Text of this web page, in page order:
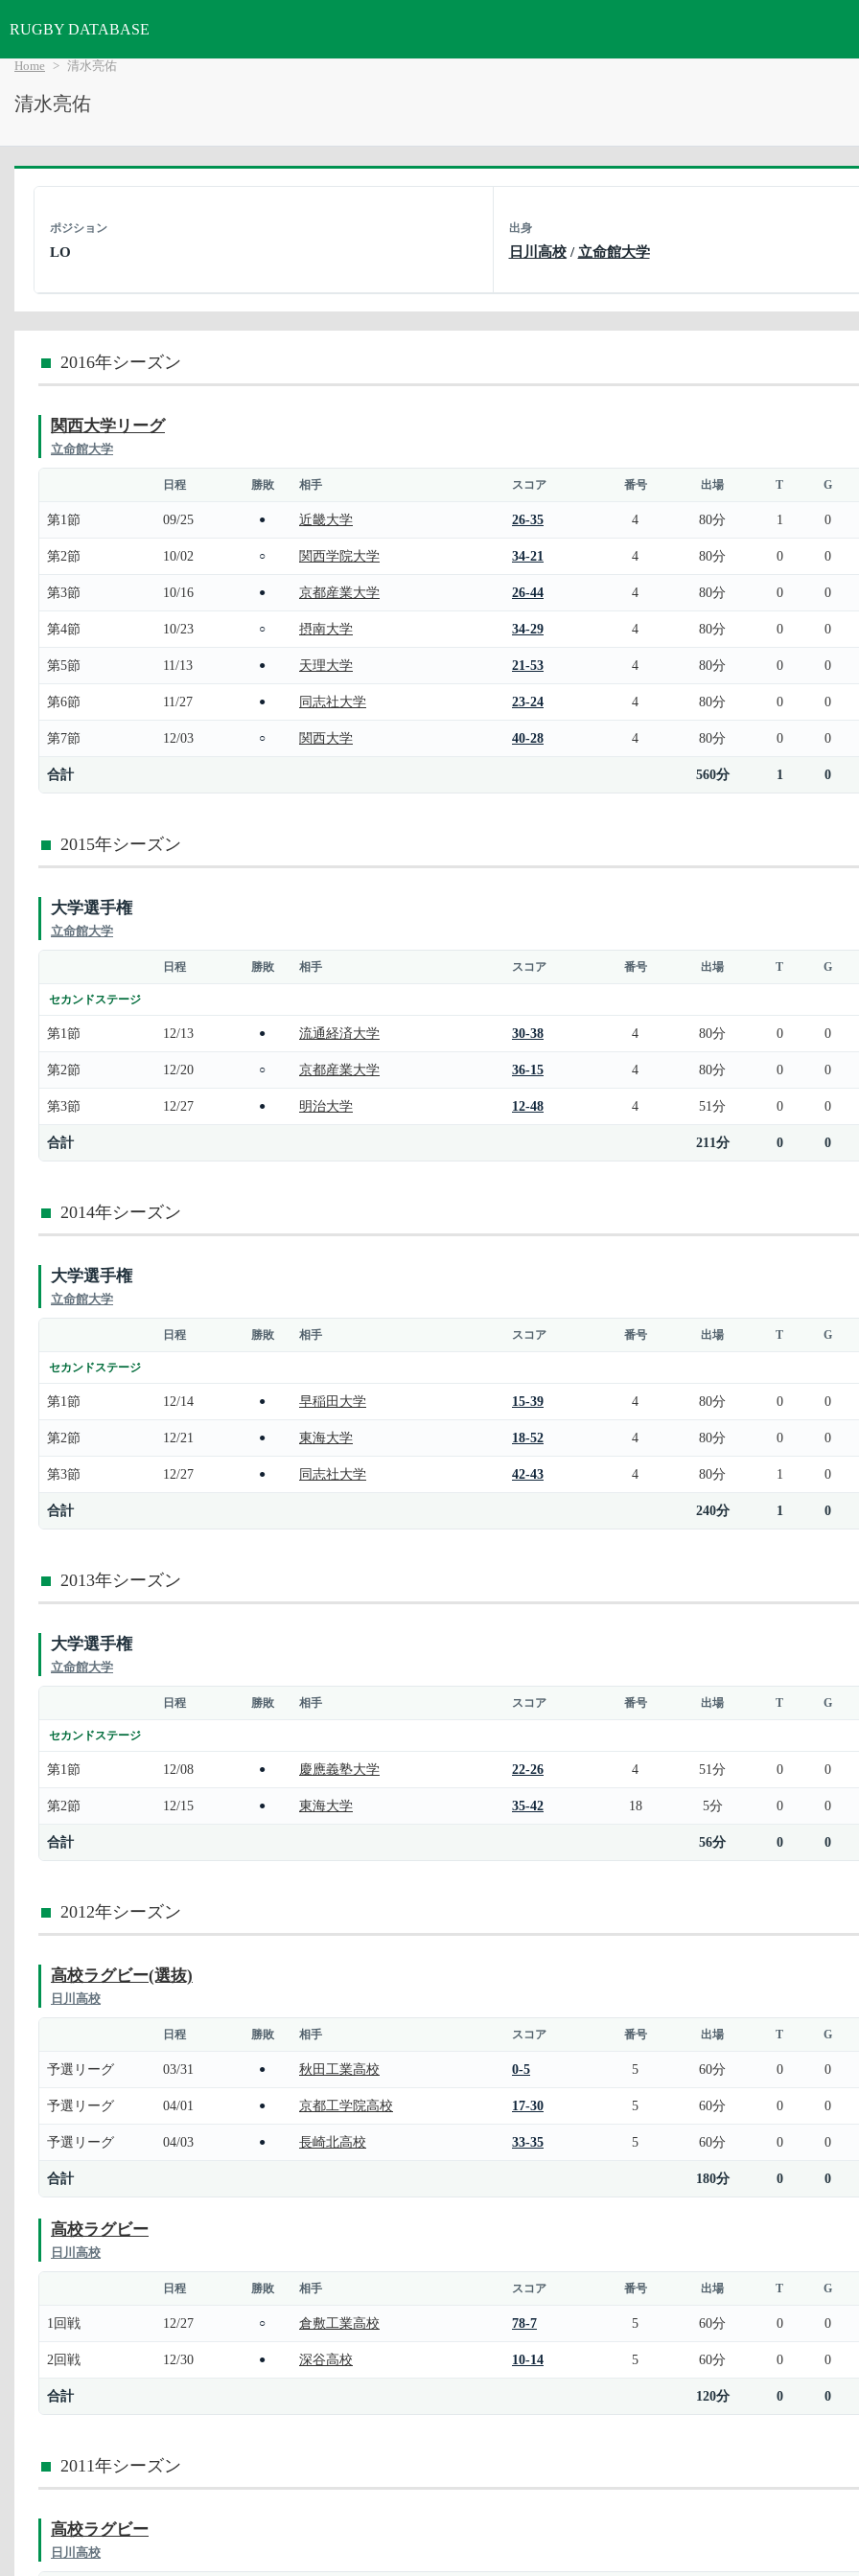
RUGBY DATABASE
Home 清水亮佑
清水亮佑
ポジション
LO
出身
日川高校/ 立命館大学
2016年シーズン
関西大学リーグ
立命館大学
日程 勝敗 相手 スコア 番号 出場 T G
第1節 09/25 ● 近畿大学 26-35 4 80分 1 0
第2節 10/02 ○ 関西学院大学 34-21 4 80分 0 0
第3節 10/16 ● 京都産業大学 26-44 4 80分 0 0
第4節 10/23 ○ 摂南大学 34-29 4 80分 0 0
第5節 11/13 ● 天理大学 21-53 4 80分 0 0
第6節 11/27 ● 同志社大学 23-24 4 80分 0 0
第7節 12/03 ○ 関西大学 40-28 4 80分 0 0
合計 560分 1 0
2015年シーズン
大学選手権
立命館大学
日程 勝敗 相手 スコア 番号 出場 T G
セカンドステージ
第1節 12/13 ● 流通経済大学 30-38 4 80分 0 0
第2節 12/20 ○ 京都産業大学 36-15 4 80分 0 0
第3節 12/27 ● 明治大学 12-48 4 51分 0 0
合計 211分 0 0
2014年シーズン
大学選手権
立命館大学
日程 勝敗 相手 スコア 番号 出場 T G
セカンドステージ
第1節 12/14 ● 早稲田大学 15-39 4 80分 0 0
第2節 12/21 ● 東海大学 18-52 4 80分 0 0
第3節 12/27 ● 同志社大学 42-43 4 80分 1 0
合計 240分 1 0
2013年シーズン
大学選手権
立命館大学
日程 勝敗 相手 スコア 番号 出場 T G
セカンドステージ
第1節 12/08 ● 慶應義塾大学 22-26 4 51分 0 0
第2節 12/15 ● 東海大学 35-42 18 5分 0 0
合計 56分 0 0
2012年シーズン
高校ラグビー(選抜)
日川高校
日程 勝敗 相手 スコア 番号 出場 T G
予選リーグ 03/31 ● 秋田工業高校 0-5 5 60分 0 0
予選リーグ 04/01 ● 京都工学院高校 17-30 5 60分 0 0
予選リーグ 04/03 ● 長崎北高校 33-35 5 60分 0 0
合計 180分 0 0
高校ラグビー
日川高校
日程 勝敗 相手 スコア 番号 出場 T G
1回戦 12/27 ○ 倉敷工業高校 78-7 5 60分 0 0
2回戦 12/30 ● 深谷高校 10-14 5 60分 0 0
合計 120分 0 0
2011年シーズン
高校ラグビー
日川高校